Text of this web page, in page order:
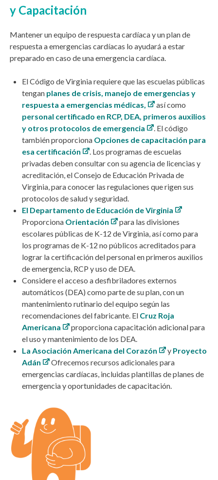
y Capacitación
Mantener un equipo de respuesta cardíaca y un plan de
respuesta a emergencias cardíacas lo ayudará a estar
preparado en caso de una emergencia cardíaca.
El Código de Virginia requiere que las escuelas públicas
tengan planes de crisis, manejo de emergencias y
respuesta a emergencias médicas,
así como
personal certificado en RCP, DEA, primeros auxilios
y otros protocolos de emergencia
. El código
también proporciona Opciones de capacitación para
esa certificación
. Los programas de escuelas
privadas deben consultar con su agencia de licencias y
acreditación, el Consejo de Educación Privada de
Virginia, para conocer las regulaciones que rigen sus
protocolos de salud y seguridad.
El Departamento de Educación de Virginia
Proporciona Orientación
para las divisiones
escolares públicas de K-12 de Virginia, así como para
los programas de K-12 no públicos acreditados para
lograr la certificación del personal en primeros auxilios
de emergencia, RCP y uso de DEA.
Considere el acceso a desfibriladores externos
automáticos (DEA) como parte de su plan, con un
mantenimiento rutinario del equipo según las
recomendaciones del fabricante. El Cruz Roja
Americana
proporciona capacitación adicional para
el uso y mantenimiento de los DEA.
La Asociación Americana del Corazón
y Proyecto
Adán
Ofrecemos recursos adicionales para
emergencias cardíacas, incluidas plantillas de planes de
emergencia y oportunidades de capacitación.